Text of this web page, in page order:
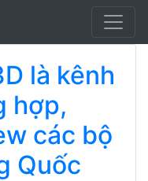
là kênh
hợp,
các bộ
Quốc